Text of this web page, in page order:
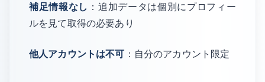
補足情報なし ：追加データは個別にプロフィー
ルを見て取得の必要あり
他人アカウントは不可 ：自分のアカウント限定